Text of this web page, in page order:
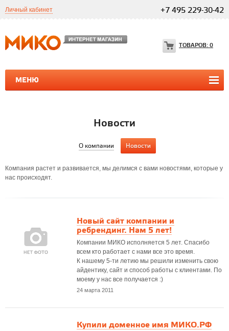
Личный кабинет +7 495 229-30-42
МЕНЮ
ТОВАРОВ: 0
ПРОГРАММЫ 1С 1С
Новости
О компании Новости
Компания растет и развивается, мы делимся с вами новостями, которые у
нас происходят.
Новый сайт компании и
ребрендинг. Нам 5 лет!
Компании МИКО исполняется 5 лет. Спасибо
всем кто работает с нами все это время.
К нашему 5-ти летию мы решили изменить свою
айдентику, сайт и способ работы с клиентами. По
моему у нас все получается :)
24 марта 2011
Купили доменное имя МИКО.РФ